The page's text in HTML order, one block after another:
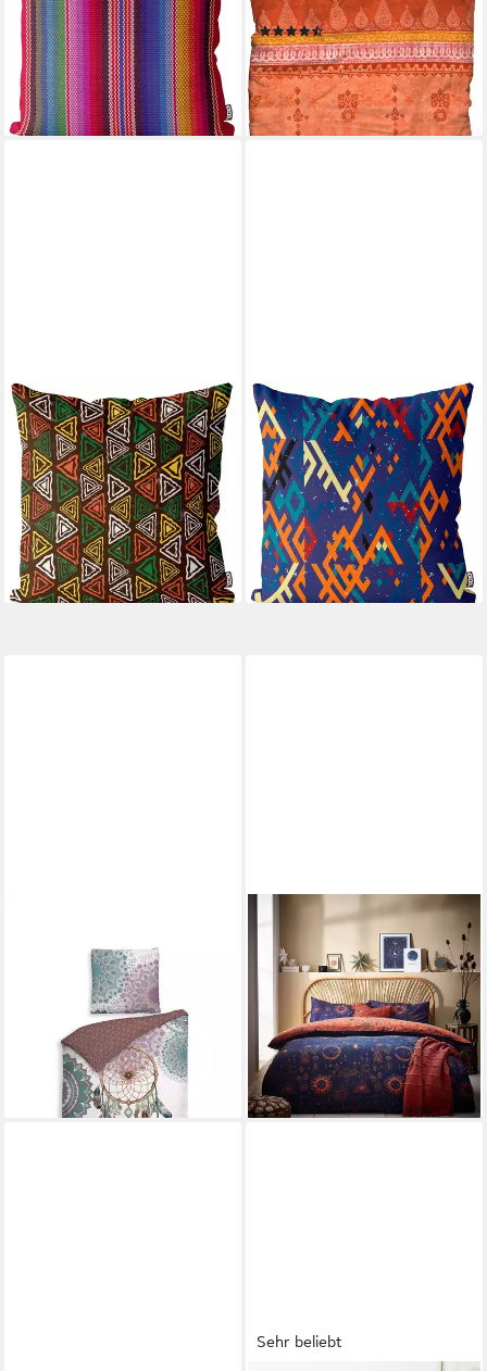
Maya Mexiko bunte Streifen
gestreift Streifen
42,90 € UVP49,90 €
-14%
lieferbar - in 5-6 Werktagen bei dir
weich und gemütlich
(470)
ab 49,95 €
lieferbar - in 3-4 Werktagen bei dir
+4
VOID
Kissenbezug, (1 Stück), Afrika
Tribal Muster Ethno Braun
Safari Dschungel tattoo orient
asien
42,90 € UVP49,90 €
-14%
lieferbar - in 5-6 Werktagen bei dir
VOID
Kissenbezug, (1 Stück), Ethno
Muster Farben Grafik
Skandinavien Design
Wohnzimmer Blau Winter
42,90 € UVP49,90 €
-14%
lieferbar - in 5-6 Werktagen bei dir
Renforcé, 2 teilig,
Traumfänger mit Mandalas,
ab 29,95 € UVP39,95 €
lieferbar - in 2-3 Werktagen bei dir
RIVA HOME
Wendebettwäsche Ethno
Bettbezug-Set „Constellation
Celestial“ bronze
Wendebettwäsche
ab 36,90 €
lieferbar - in 4-5 Werktagen bei dir
Sehr beliebt